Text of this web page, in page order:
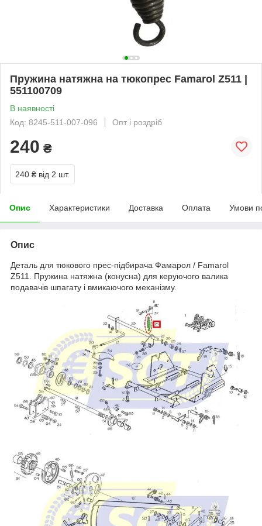
Пружина натяжна на тюкопрес Famarol Z511 |
551100709
В наявності
Код: 8245-511-007-096
Опт і роздріб
240 ₴
240 ₴ від 2 шт.
Опис Характеристики Доставка Оплата Умови
Опис
Деталь для тюкового прес-підбирача Фамарол / Famarol
Z511. Пружина натяжна (конусна) для керуючого валика
подавачів шпагату і вмикаючого механізму.